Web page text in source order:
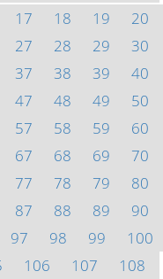
17 18 19
20
27 28 29
30
37 38 39
40
47 48 49
50
57 58 59
60
67 68 69
70
77 78 79
80
87 88 89
90
97 98 99
100
106 107
108